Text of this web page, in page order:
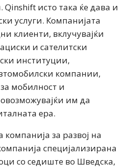
Qinshift исто така ќе дава и
услуги. Компанијата
клиенти, вклучувајќи
и сателитски
институции,
компании,
мобилност и
им да
ера.
компанија за развој на
специјализирана
со седиште во Шведска,